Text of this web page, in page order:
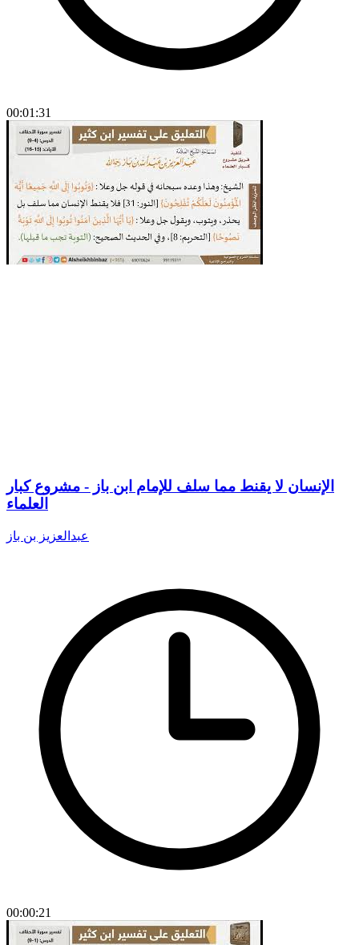
00:01:31
الإنسان لا يقنط مما سلف للإمام ابن باز - مشروع كبار
العلماء
عبدالعزيز بن باز
00:00:21